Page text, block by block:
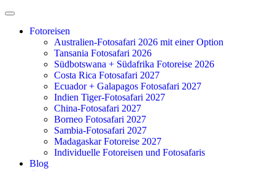
Zum
springenFotoreisen
Australien-Fotosafari 2026 mit einer Option
Tansania Fotosafari 2026
Südbotswana + Südafrika Fotoreise 2026
Costa Rica Fotosafari 2027
Ecuador + Galapagos Fotosafari 2027
Indien Tiger-Fotosafari 2027
China-Fotosafari 2027
Borneo Fotosafari 2027
Sambia-Fotosafari 2027
Madagaskar Fotoreise 2027
Individuelle Fotoreisen und Fotosafaris
Blog